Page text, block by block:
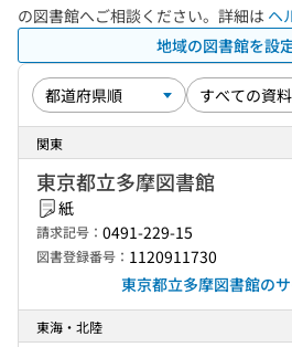
の図書館へご相談ください。詳細は ヘ
地域の図書館を設
関東
東京都立多摩図書館
紙
請求記号： 0491-229-15
図書登録番号： 1120911730
東京都立多摩図書館の
東海・北陸